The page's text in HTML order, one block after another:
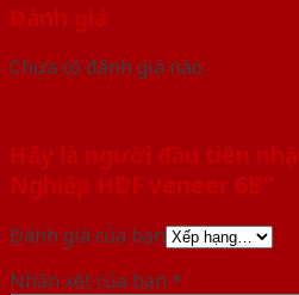
Đánh giá
Chưa có đánh giá nào.
Hãy là người đầu tiên
Nghiệp HDF veneer 6B”
Đánh giá của bạn
Nhận xét của bạn *